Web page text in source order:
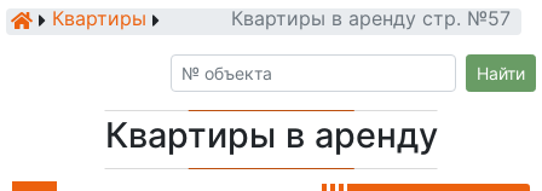
Квартиры Квартиры в аренду стр. №57
Найти
Квартиры в аренду